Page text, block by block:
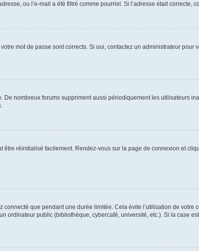
ou l’e-mail a été filtré comme pourriel. Si l’adresse était correcte,
mot de passe sont corrects. Si oui, contactez un administrateur pour
De nombreux forums suppriment aussi périodiquement les utilisateurs
réinitialisé facilement. Rendez-vous sur la page de connexion et
que pendant une durée limitée. Cela évite l’utilisation de votre
ordinateur public (bibliothèque, cybercafé, université, etc.). Si la case